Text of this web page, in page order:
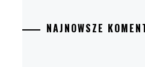
NAJNOWSZE